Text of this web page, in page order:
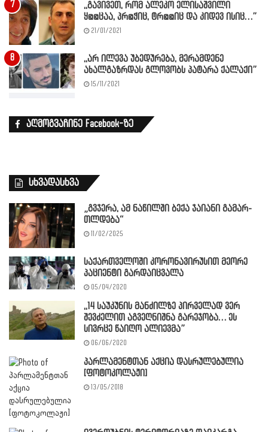
,,გავივეთ, რომ ალეკო ელისაშვილი
ყ@@ცაა, პრ@ჭიც, ტრ@@იც და კიდევ ისიც…”
21/01/2021
,,არ ილევა უბედურება, მერამდენე
ახალგაზრდას გლოვობს პატარა ქალაქი”
15/11/2021
აღმოგვაჩინე Facebook-ზე
სხვადასხვა
„გვჯე­რა, ამ ნა­წილ­ში ბექა ჯაიანი გა­მარ­
თლდე­ბა“
11/02/2025
საქართველოში კორონავირუსით მეორე
პაციენტი გარდაიცვალა
05/04/2020
,,14 საუკუნის მანძილზე პირველად ვერ
შევძელით აგვეღნიშნა გარეჯობა… ეს
სივრცე წაიღო ალიევმა”
06/06/2020
პარლამენტთან აქცია დასრულებულია
[ფოტოკოლაჟი]
13/05/2018